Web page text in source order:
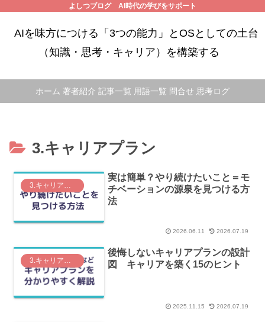
よしつブログ AI時代の学びをサポート
AIを味方につける「3つの能力」とOSとしての土台
（知識・思考・キャリア）を構築する
ホーム 著者紹介 記事一覧 用語一覧 問合せ 思考ログ
3.キャリアプラン
実は簡単？やり続けたいこと＝モ
チベーションの源泉を見つける方
法
2026.06.11 2026.07.19
3.キャリアプラン
後悔しないキャリアプランの設計
図 キャリアを築く15のヒント
2025.11.15 2026.07.19